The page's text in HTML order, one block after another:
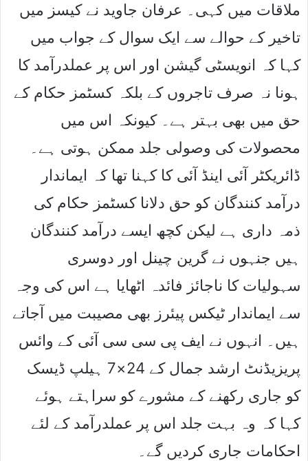
ملاقات میں کہی۔ عرفان جاوید نے کیسز میں
تاخیر کے حوالے سے ایک سوال کے جواب میں
کہا کہ انویسٹی گیشن اور اس پر عملدرآمد کا
ہونا نہ صرف تاجروں کے بلکہ کسٹمز حکام کے
حق میں بھی بہتر ہے۔ کیونکہ اس میں
محصولات کی وصولی جلد ممکن ہوتی ہے۔
ڈائریکٹر آئی اینڈ آئی کا کہنا تھا کہ ایماندار
درآمد کنندگان کو حق دلانا کسٹمز حکام کی
ذمہ داری ہے لیکن کچھ ایسے درآمد کنندگان
ہیں جنہوں نے گرین چینل اور دوسری
سہولیات کا ناجائز فائدہ اٹھایا ہے اس کی وجہ
سے ایماندار ٹیکس پیئرز بھی مصیبت میں آجاتے
ہیں۔ انہوں نے ایف پی سی سی آئی کے وائس
پریزیڈنٹ ارشد جمال کے 24×7 ہیلپ ڈیسک
کو جاری رکھنے کے مشورے کو سراہتے ہوئے
کہا کہ وہ بہت جلد اس پر عملدرآمد کے لئے
احکامات جاری کردیں گے۔